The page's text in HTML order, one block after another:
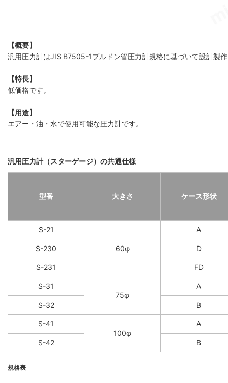
【概要】
汎用圧力計はJIS B7505-1ブルドン管圧力計規格に基づいて設計製
【特長】
低価格です。
【用途】
エアー・油・水で使用可能な圧力計です。
汎用圧力計（スターゲージ）の共通仕様
型番 大きさ ケース形状
S-21
60φ
A
S-230 D
S-231 FD
S-31
75φ
A
S-32 B
S-41
100φ
A
S-42 B
規格表